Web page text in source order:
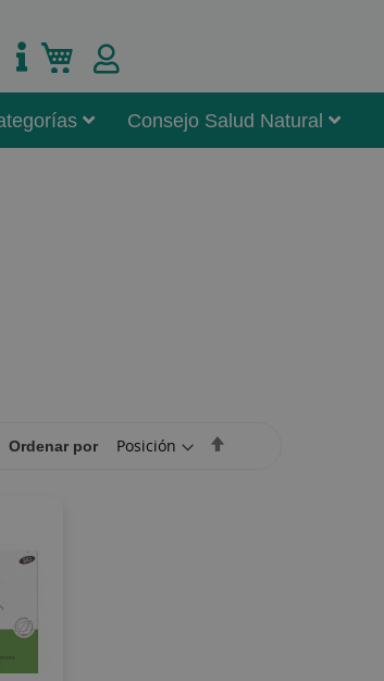
Mi carrito
Consejo Salud Natural
Ordenar por